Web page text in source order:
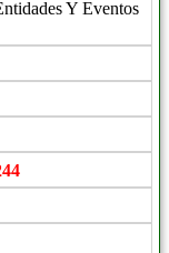
Y Eventos